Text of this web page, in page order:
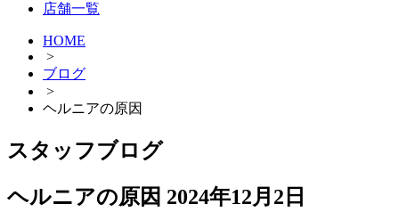
店舗一覧
HOME
>
ブログ
>
ヘルニアの原因
スタッフブログ
ヘルニアの原因 2024年12月2日